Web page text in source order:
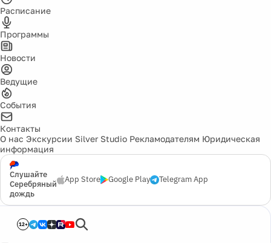
Расписание
Программы
Новости
Ведущие
События
Контакты
О нас Экскурсии Silver Studio Рекламодателям Юридическая
информация
Слушайте
Серебряный
дождь
App Store Google Play Telegram App
12+